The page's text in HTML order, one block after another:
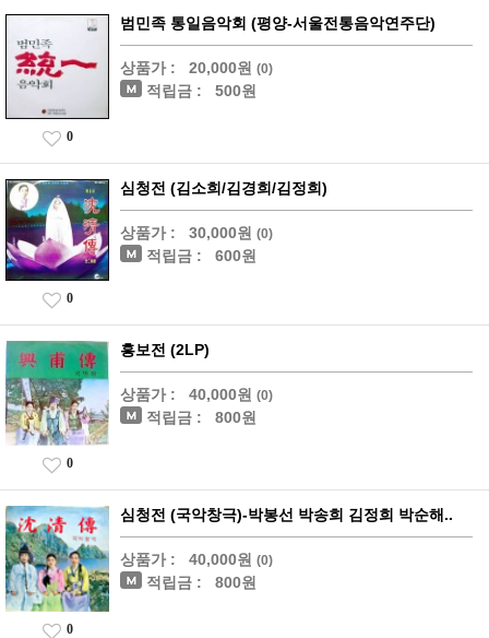
범민족 통일음악회 (평양-서울전통음악연주단)
상품가 : 20,000원 (0)
적립금 : 500원
0
심청전 (김소희/김경희/김정희)
상품가 : 30,000원 (0)
적립금 : 600원
0
흥보전 (2LP)
상품가 : 40,000원 (0)
적립금 : 800원
0
심청전 (국악창극)-박봉선 박송희 김정희 박순해..
상품가 : 40,000원 (0)
적립금 : 800원
0